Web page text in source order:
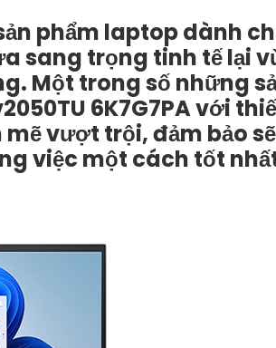
phẩm laptop dành
sang trọng tinh tế lại
Một trong số những
6K7G7PA với
vượt trội, đảm bảo
việc một cách tốt